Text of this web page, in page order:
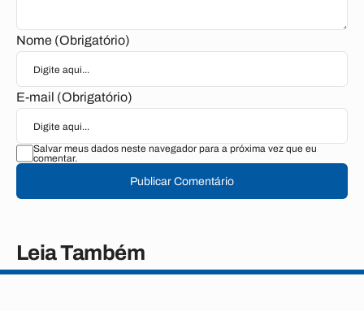
Nome (Obrigatório)
E-mail (Obrigatório)
Salvar meus dados neste navegador para a próxima vez que eu
comentar.
Publicar Comentário
Leia Também